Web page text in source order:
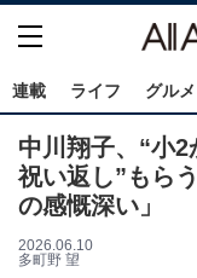
連載 ライフ グルメ
中川翔子、“小
祝い返し”もら
の感慨深い」
2026.06.10
多町野 望